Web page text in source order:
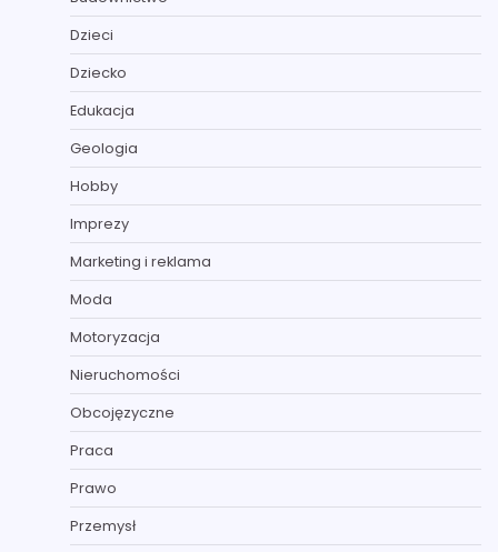
Dzieci
Dziecko
Edukacja
Geologia
Hobby
Imprezy
Marketing i reklama
Moda
Motoryzacja
Nieruchomości
Obcojęzyczne
Praca
Prawo
Przemysł